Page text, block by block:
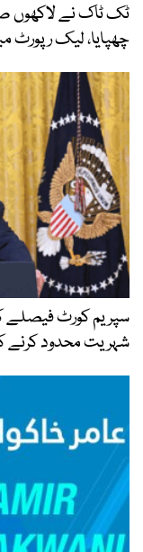
ٹک ٹاک نے لاکھوں
چھپایا، لیک رپورٹ
سپریم کورٹ فیصلے
شہریت محدود کرنے